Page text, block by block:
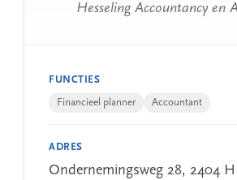
Hesseling Accountancy en
FUNCTIES
Financieel planner Accountant
ADRES
Ondernemingsweg 28, 2404